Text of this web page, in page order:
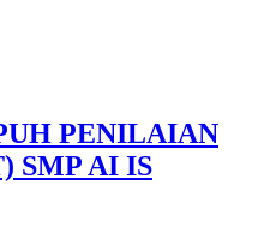
PENILAIAN
SMP AI IS